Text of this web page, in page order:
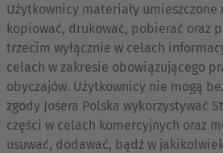
Użytkownicy materiały umieszczone
kopiować, drukować, pobierać oraz
trzecim wyłącznie w celach
celach w zakresie obowiązującego
obyczajów. Użytkownicy nie mogą
zgody Josera Polska wykorzystywać
części w celach komercyjnych oraz
usuwać, dodawać, bądź w